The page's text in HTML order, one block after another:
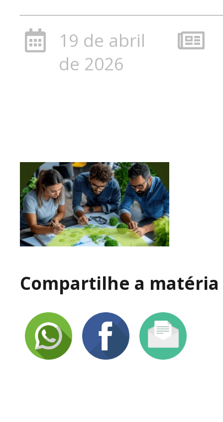
19 de abril
de 2026
Compartilhe a